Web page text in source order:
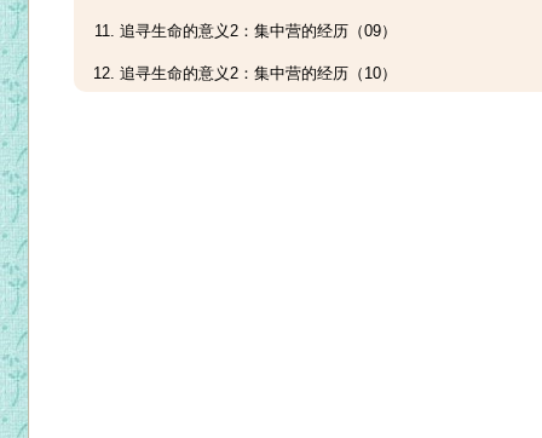
追寻生命的意义2：集中营的经历（09）
追寻生命的意义2：集中营的经历（10）